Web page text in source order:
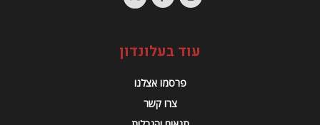
עוד בעלונדון
פרסמו אצלנו
צרו קשר